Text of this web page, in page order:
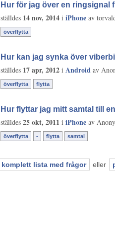
Hur för jag över en ringsignal
ställdes 14 nov, 2014 i iPhone av
överflytta
Hur kan jag synka över
ställdes 17 apr, 2012 i Android av
överflytta flytta
Hur flyttar jag mitt samtal till
ställdes 25 okt, 2011 i iPhone av
överflytta - flytta samtal
komplett lista med frågor eller